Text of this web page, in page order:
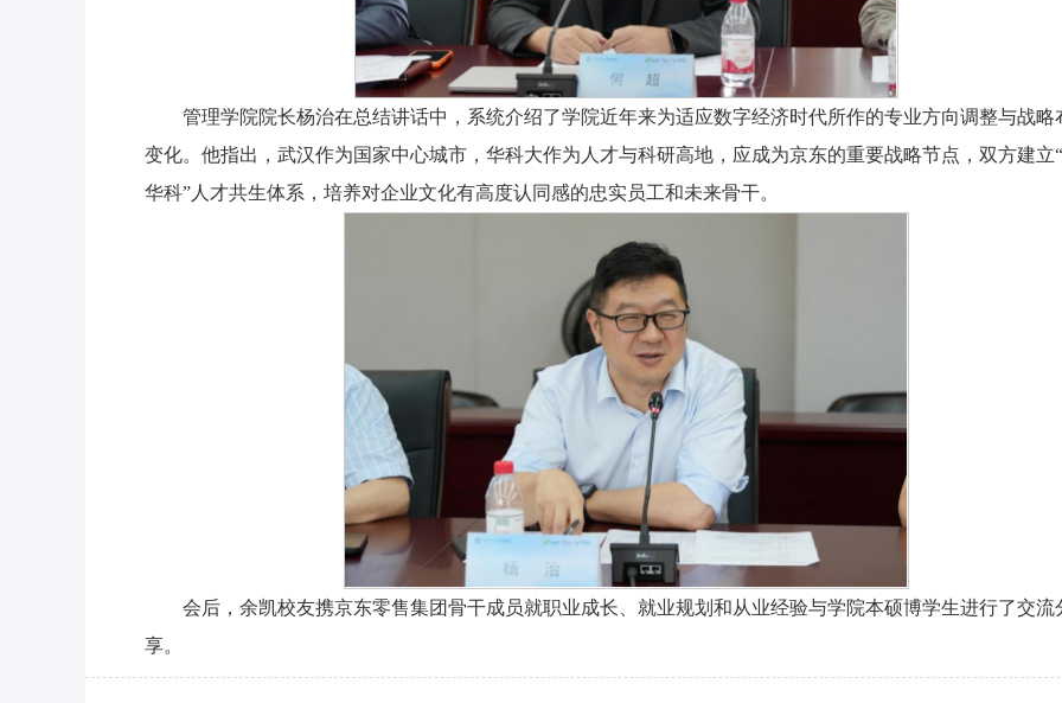
管理学院院长杨治在总结讲话中，系统介绍了学院近年来为适应数字经济时代所作的专业方向调整与战略
变化。他指出，武汉作为国家中心城市，华科大作为人才与科研高地，应成为京东的重要战略节点，双方建立
华科”人才共生体系，培养对企业文化有高度认同感的忠实员工和未来骨干。
会后，余凯校友携京东零售集团骨干成员就职业成长、就业规划和从业经验与学院本硕博学生进行了交流
享。